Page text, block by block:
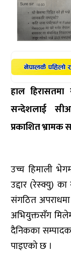
हाल
सन्देशलाई
प्रकाशित भ्रामक
उच्च हिमाली
उद्दार (रेस्क्यु)
संगठित
अभियुक्तसँग
दैनिकका
पाइएको छ ।